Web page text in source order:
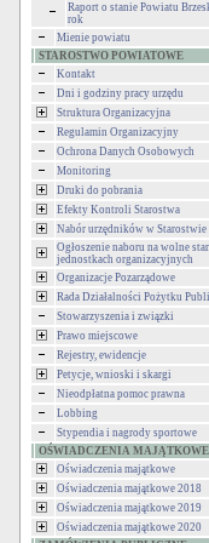
Raport o stanie Powiatu
rok
Mienie powiatu
STAROSTWO POWIATOWE
Kontakt
Dni i godziny pracy urzędu
Struktura Organizacyjna
Regulamin Organizacyjny
Ochrona Danych Osobowych
Monitoring
Druki do pobrania
Efekty Kontroli Starostwa
Nabór urzędników w Starostwie
Ogłoszenie naboru na wolne
jednostkach organizacyjnych
Organizacje Pozarządowe
Rada Działalności Pożytku
Stowarzyszenia i związki
Prawo miejscowe
Rejestry, ewidencje
Petycje, wnioski i skargi
Nieodpłatna pomoc prawna
Lobbing
Stypendia i nagrody sportowe
OŚWIADCZENIA MAJĄTKOWE
Oświadczenia majątkowe
Oświadczenia majątkowe 2018
Oświadczenia majątkowe 2019
Oświadczenia majątkowe 2020